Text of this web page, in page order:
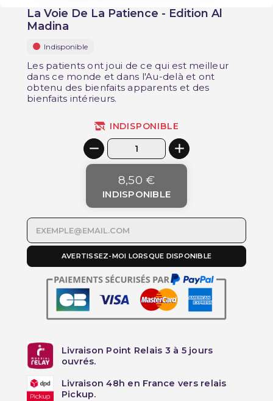
La Voie De La Patience - Edition Al
Madina
Indisponible
Les patients ont joui de ce qui est meilleur
dans ce monde et dans l'Au-delà et ont
obtenu des bienfaits apparents et des
bienfaits intérieurs.
INDISPONIBLE
8,50 €
INDISPONIBLE
AVERTISSEZ-MOI LORSQUE DISPONIBLE
Livraison Point Relais 3 à 5 jours
ouvrés.
Livraison 48h en France vers relais
Pickup.